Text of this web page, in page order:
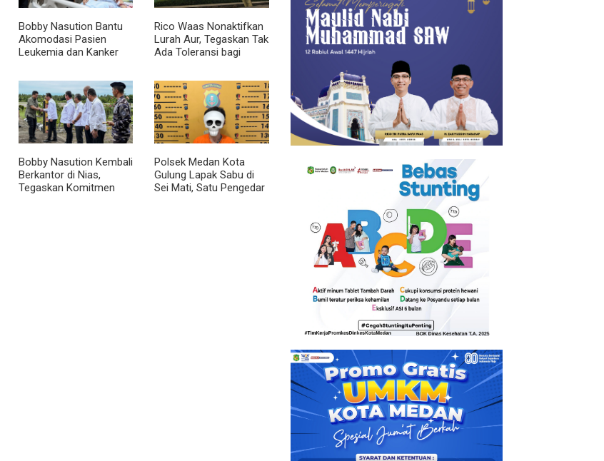
Bobby Nasution Bantu
Akomodasi Pasien
Leukemia dan Kanker
Thomsen
Rico Waas Nonaktifkan
Lurah Aur, Tegaskan Tak
Ada Toleransi bagi
Wewenang
Bobby Nasution Kembali
Berkantor di Nias,
Tegaskan Komitmen
Polsek Medan Kota
Gulung Lapak Sabu di
Sei Mati, Satu Pengedar